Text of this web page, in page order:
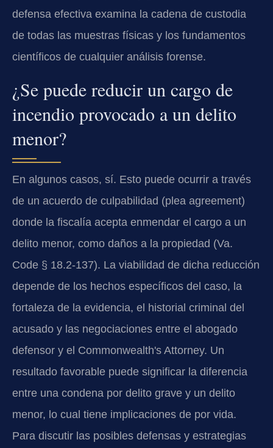
defensa efectiva examina la cadena de custodia
de todas las muestras físicas y los fundamentos
científicos de cualquier análisis forense.
¿Se puede reducir un cargo de
incendio provocado a un delito
menor?
En algunos casos, sí. Esto puede ocurrir a través
de un acuerdo de culpabilidad (plea agreement)
donde la fiscalía acepta enmendar el cargo a un
delito menor, como daños a la propiedad (Va.
Code § 18.2-137). La viabilidad de dicha reducción
depende de los hechos específicos del caso, la
fortaleza de la evidencia, el historial criminal del
acusado y las negociaciones entre el abogado
defensor y el Commonwealth's Attorney. Un
resultado favorable puede significar la diferencia
entre una condena por delito grave y un delito
menor, lo cual tiene implicaciones de por vida.
Para discutir las posibles defensas y estrategias